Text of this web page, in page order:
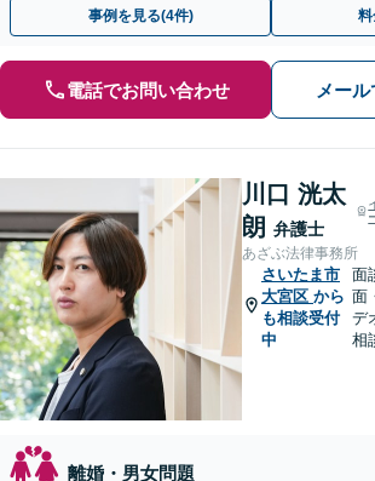
事例を見る(4件) 料
電話でお問い合わせ メー
川口 洸太
朗 弁護士
あざぶ法律事務所
さいたま市
大宮区 から
も相談受付
中
面
面
デ
相
離婚・男女問題